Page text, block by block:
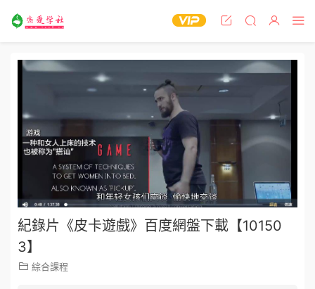
紀錄片《皮卡遊戲》百度網盤下載【10150
3】
綜合課程